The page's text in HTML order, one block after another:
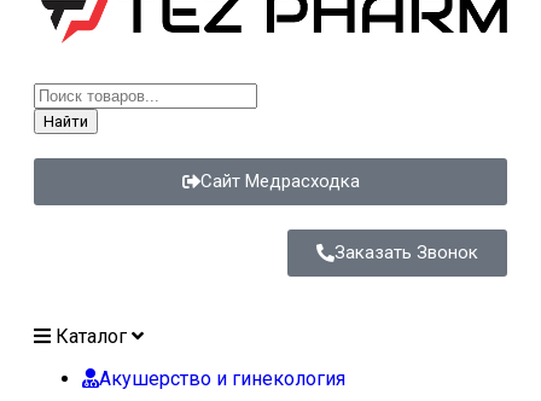
Найти
Сайт Медрасходка
Заказать Звонок
Каталог
Акушерство и гинекология